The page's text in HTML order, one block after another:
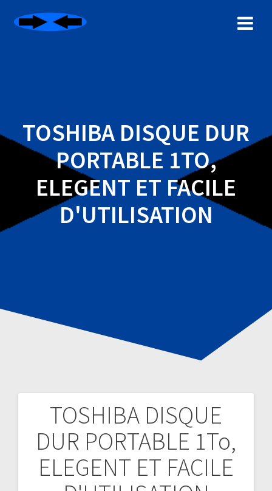
TOSHIBA DISQUE DUR
PORTABLE 1TO,
ELEGENT ET FACILE
D'UTILISATION
TOSHIBA DISQUE
DUR PORTABLE 1To,
ELEGENT ET FACILE
Navigation
de
l’article